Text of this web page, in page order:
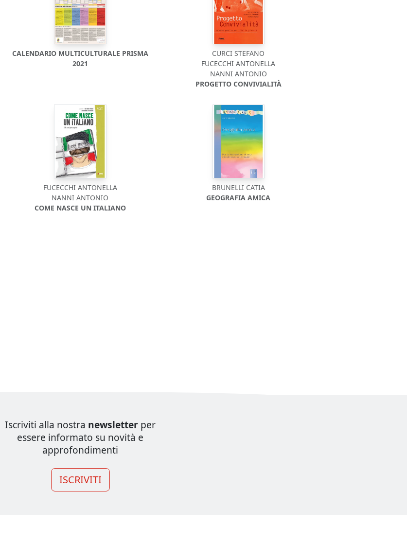
CALENDARIO MULTICULTURALE PRISMA
2021
CURCI STEFANO
FUCECCHI ANTONELLA
NANNI ANTONIO
PROGETTO CONVIVIALITÀ
FUCECCHI ANTONELLA
NANNI ANTONIO
COME NASCE UN ITALIANO
BRUNELLI CATIA
GEOGRAFIA AMICA
Iscriviti alla nostra newsletter per
essere informato su novità e
approfondimenti
ISCRIVITI